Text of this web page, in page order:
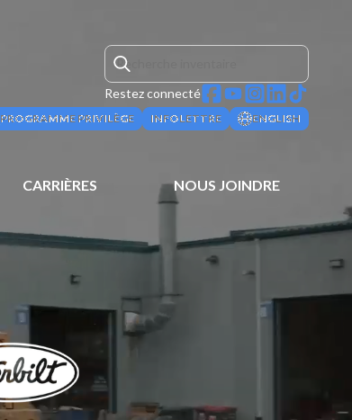
Restez connecté
PROGRAMME PRIVILÈGE INFOLETTRE ENGLISH
CARRIÈRES NOUS JOINDRE